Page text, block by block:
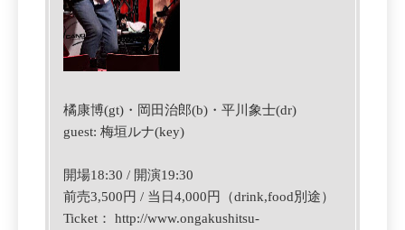
橘康博(gt)・岡田治郎(b)・平川象士(dr)
guest: 梅垣ルナ(key)
開場18:30 / 開演19:30
前売3,500円 / 当日4,000円（drink,food別途）
Ticket： http://www.ongakushitsu-